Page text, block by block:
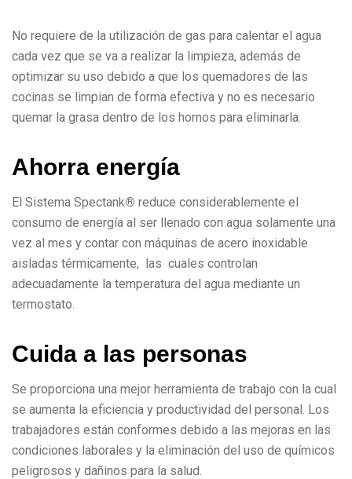
No requiere de la utilización de gas para calentar el agua
cada vez que se va a realizar la limpieza, además de
optimizar su uso debido a que los quemadores de las
cocinas se limpian de forma efectiva y no es necesario
quemar la grasa dentro de los hornos para eliminarla.
Ahorra energía
El Sistema Spectank® reduce considerablemente el
consumo de energía al ser llenado con agua solamente una
vez al mes y contar con máquinas de acero inoxidable
aisladas térmicamente, las cuales controlan
adecuadamente la temperatura del agua mediante un
termostato.
Cuida a las personas
Se proporciona una mejor herramienta de trabajo con la cual
se aumenta la eficiencia y productividad del personal. Los
trabajadores están conformes debido a las mejoras en las
condiciones laborales y la eliminación del uso de químicos
peligrosos y dañinos para la salud.